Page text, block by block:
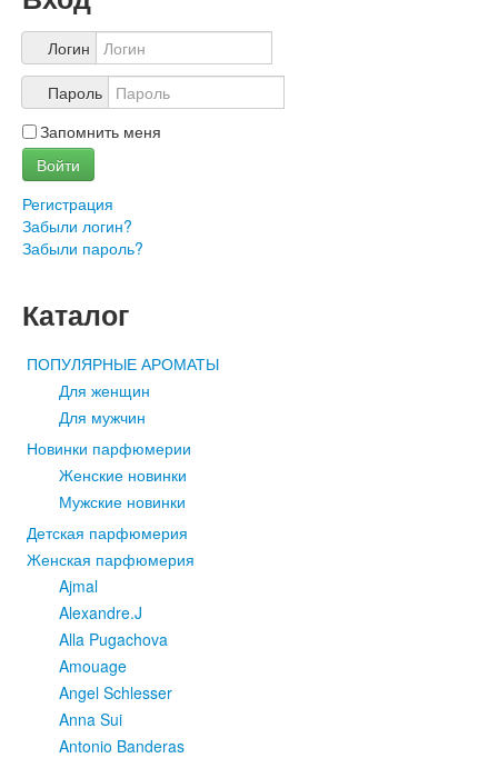
Учетная запись
Логин
Пароль
Запомнить меня
Войти
Регистрация
Забыли логин?
Забыли пароль?
Каталог
ПОПУЛЯРНЫЕ АРОМАТЫ
Для женщин
Для мужчин
Новинки парфюмерии
Женские новинки
Мужские новинки
Детская парфюмерия
Женская парфюмерия
Ajmal
Alexandre.J
Alla Pugachova
Amouage
Angel Schlesser
Anna Sui
Antonio Banderas